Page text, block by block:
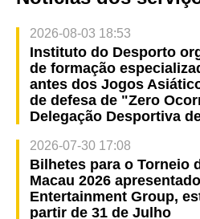
2026-08-03 18:53
Instituto do Desporto
de formação
antes dos Jogos
de defesa de "Zero
Delegação Desportiva
2026-07-30 17:08
Bilhetes para o Torneio
Macau 2026
Entertainment Group,
partir de 31 de Julho